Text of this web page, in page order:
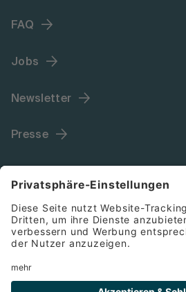
FAQ
Jobs
Newsletter
Presse